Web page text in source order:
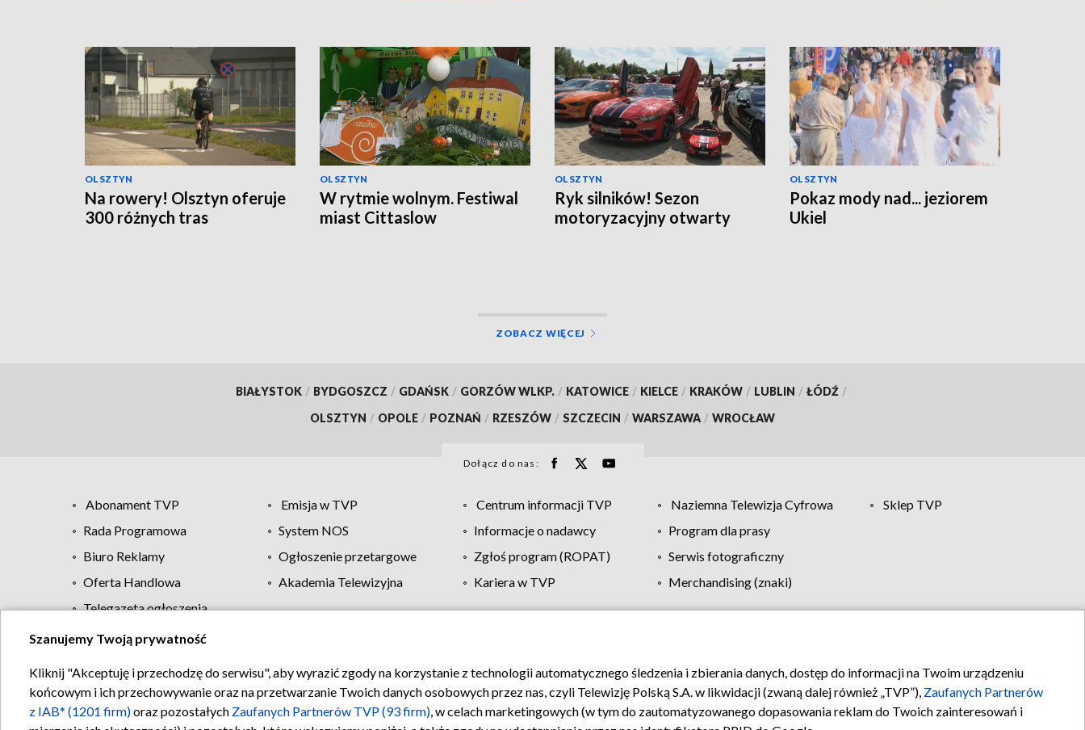
OLSZTYN
Na rowery! Olsztyn oferuje
300 różnych tras
OLSZTYN
W rytmie wolnym. Festiwal
miast Cittaslow
OLSZTYN
Ryk silników! Sezon
motoryzacyjny otwarty
OLSZTYN
Pokaz mody nad... jeziorem
Ukiel
ZOBACZ WIĘCEJ
BIAŁYSTOK / BYDGOSZCZ / GDAŃSK / GORZÓW WLKP. / KATOWICE / KIELCE / KRAKÓW / LUBLIN / ŁÓDŹ /
OLSZTYN / OPOLE / POZNAŃ / RZESZÓW / SZCZECIN / WARSZAWA / WROCŁAW
Dołącz do nas:
Abonament TVP Emisja w TVP Centrum informacji TVP Naziemna Telewizja Cyfrowa
Sklep TVP
Rada Programowa
System NOS Informacje o nadawcy
Program dla prasy
Biuro Reklamy
Ogłoszenie przetargowe Zgłoś program (ROPAT)
Serwis fotograficzny
Oferta Handlowa
Akademia Telewizyjna Kariera w TVP
Merchandising (znaki)
Telegazeta ogłoszenia
Regulamin TVP Polityka prywatności Moje zgody Pomoc Biuro reklamy Kontakt
Szanujemy Twoją prywatność
Kliknij "Akceptuję i przechodzę do serwisu", aby wyrazić zgody na korzystanie z technologii automatycznego śledzenia i zbierania danych, dostęp do informacji na Twoim urządzeniu
końcowym i ich przechowywanie oraz na przetwarzanie Twoich danych osobowych przez nas, czyli Telewizję Polską S.A. w likwidacji (zwaną dalej również „TVP”), Zaufanych Partnerów
z IAB* (1201 firm)oraz pozostałych Zaufanych Partnerów TVP (93 firm), w celach marketingowych (w tym do zautomatyzowanego dopasowania reklam do Twoich zainteresowań i